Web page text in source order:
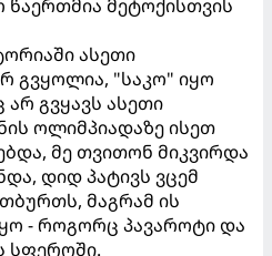
მეტოქისთვის
ასეთი
გვყოლია, "საკო" იყო
გვყავს ასეთი
ოლიმპიადაზე ისეთ
მე თვითონ მიკვირდა
დიდ პატივს ვცემ
მაგრამ ის
- როგორც პავაროტი და
სფეროში.